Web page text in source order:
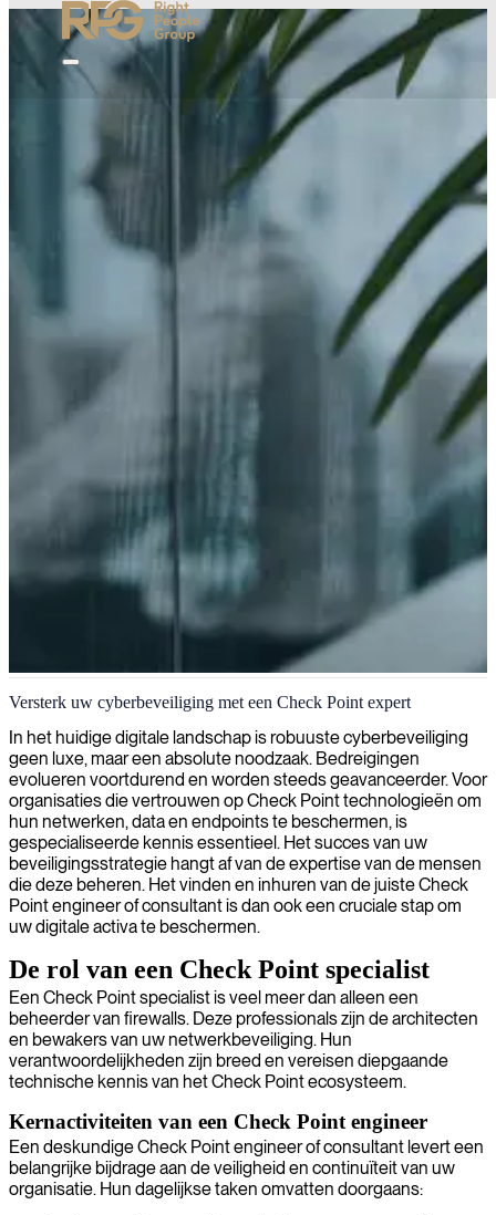
Checkpoint security engineering
Wij leveren deskundige Checkpoint-beveiligingsoplossingen om uw
netwerken te beschermen, waarbij we zorgen voor een robuuste
verdediging tegen cyberdreigingen met toonaangevende expertise
uit de branche.
Versterk uw cyberbeveiliging met een Check Point expert
In het huidige digitale landschap is robuuste cyberbeveiliging
geen luxe, maar een absolute noodzaak. Bedreigingen
evolueren voortdurend en worden steeds geavanceerder. Voor
organisaties die vertrouwen op Check Point technologieën om
hun netwerken, data en endpoints te beschermen, is
gespecialiseerde kennis essentieel. Het succes van uw
beveiligingsstrategie hangt af van de expertise van de mensen
die deze beheren. Het vinden en inhuren van de juiste Check
Point engineer of consultant is dan ook een cruciale stap om
uw digitale activa te beschermen.
De rol van een Check Point specialist
Een Check Point specialist is veel meer dan alleen een
beheerder van firewalls. Deze professionals zijn de architecten
en bewakers van uw netwerkbeveiliging. Hun
verantwoordelijkheden zijn breed en vereisen diepgaande
technische kennis van het Check Point ecosysteem.
Kernactiviteiten van een Check Point engineer
Een deskundige Check Point engineer of consultant levert een
belangrijke bijdrage aan de veiligheid en continuïteit van uw
organisatie. Hun dagelijkse taken omvatten doorgaans: